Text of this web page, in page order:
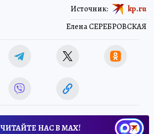
Елена СЕРЕБРОВСКАЯ
Источник: kp.ru
ЧИТАЙТЕ НАС В МАХ!